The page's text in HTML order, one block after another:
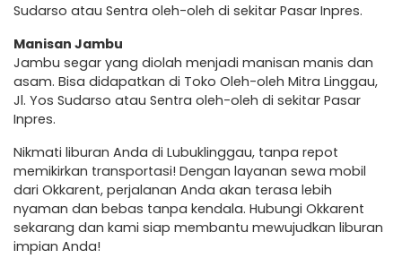
Sudarso atau Sentra oleh-oleh di sekitar Pasar Inpres.
Manisan Jambu
Jambu segar yang diolah menjadi manisan manis dan
asam. Bisa didapatkan di Toko Oleh-oleh Mitra Linggau,
Jl. Yos Sudarso atau Sentra oleh-oleh di sekitar Pasar
Inpres.
Nikmati liburan Anda di Lubuklinggau, tanpa repot
memikirkan transportasi! Dengan layanan sewa mobil
dari Okkarent, perjalanan Anda akan terasa lebih
nyaman dan bebas tanpa kendala. Hubungi Okkarent
sekarang dan kami siap membantu mewujudkan liburan
impian Anda!